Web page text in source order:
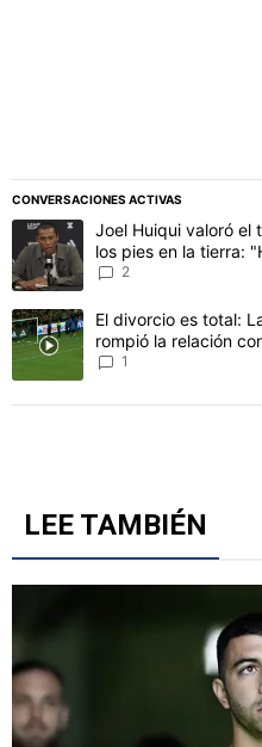
CONVERSACIONES ACTIVAS
Este listado muestra los
Un artículo de tendencia con
Joel Huiqui valoró el
los pies en la tierra:
2
Un artículo de tendencia con el
El divorcio es total:
rompió la relación
1
LEE TAMBIÉN